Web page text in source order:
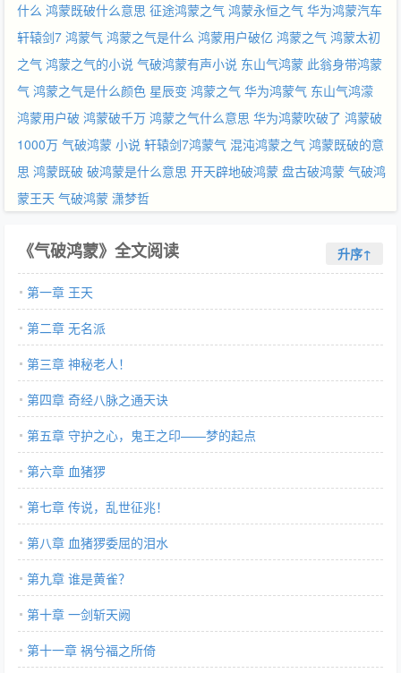
什么 鸿蒙既破什么意思 征途鸿蒙之气 鸿蒙永恒之气 华为鸿蒙汽车
轩辕剑7 鸿蒙气 鸿蒙之气是什么 鸿蒙用户破亿 鸿蒙之气 鸿蒙太初
之气 鸿蒙之气的小说 气破鸿蒙有声小说 东山气鸿蒙 此翁身带鸿蒙
气 鸿蒙之气是什么颜色 星辰变 鸿蒙之气 华为鸿蒙气 东山气鸿濛
鸿蒙用户破 鸿蒙破千万 鸿蒙之气什么意思 华为鸿蒙吹破了 鸿蒙破
1000万 气破鸿蒙 小说 轩辕剑7鸿蒙气 混沌鸿蒙之气 鸿蒙既破的意
思 鸿蒙既破 破鸿蒙是什么意思 开天辟地破鸿蒙 盘古破鸿蒙 气破鸿
蒙王天 气破鸿蒙 潇梦哲
《气破鸿蒙》全文阅读 升序↑
第一章 王天
第二章 无名派
第三章 神秘老人！
第四章 奇经八脉之通天诀
第五章 守护之心，鬼王之印——梦的起点
第六章 血猪猡
第七章 传说，乱世征兆！
第八章 血猪猡委屈的泪水
第九章 谁是黄雀？
第十章 一剑斩天阙
第十一章 祸兮福之所倚